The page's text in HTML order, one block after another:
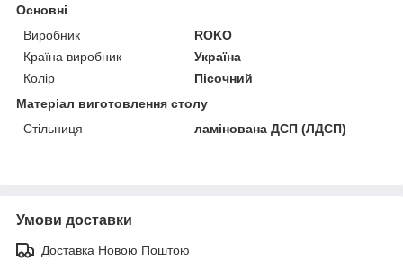
Основні
Виробник
ROKO
Країна виробник
Україна
Колір
Пісочний
Матеріал виготовлення столу
Стільниця
ламінована ДСП (ЛДСП)
Умови доставки
Доставка Новою Поштою